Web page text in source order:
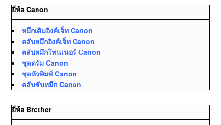
ยี่ห้อ Canon
หมึกเติมอิงค์เจ็ท Canon
ตลับหมึกอิงค์เจ็ท Canon
ตลับหมึกโทนเนอร์ Canon
ชุดดรัม Canon
ชุดหัวพิมพ์ Canon
ตลับซับหมึก Canon
ยี่ห้อ Brother